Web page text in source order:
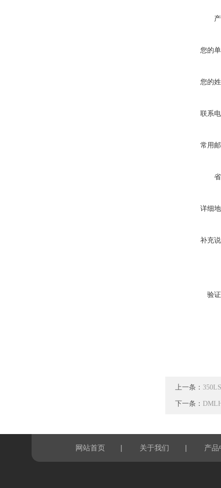
您的
您的
联系
常用
详细
补充
验
上一条：
下一条：
网站首页 | 关于我们 | 产品